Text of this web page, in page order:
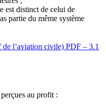
est distinct de celui de
partie du même système
l’aviation civile) PDF – 3.1
au profit :